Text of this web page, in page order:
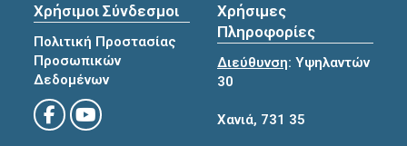
Χρήσιμοι Σύνδεσμοι
Πολιτική Προστασίας
Προσωπικών
Δεδομένων
Χρήσιμες
Πληροφορίες
Διεύθυνση: Υψηλαντών
30
Χανιά, 731 35